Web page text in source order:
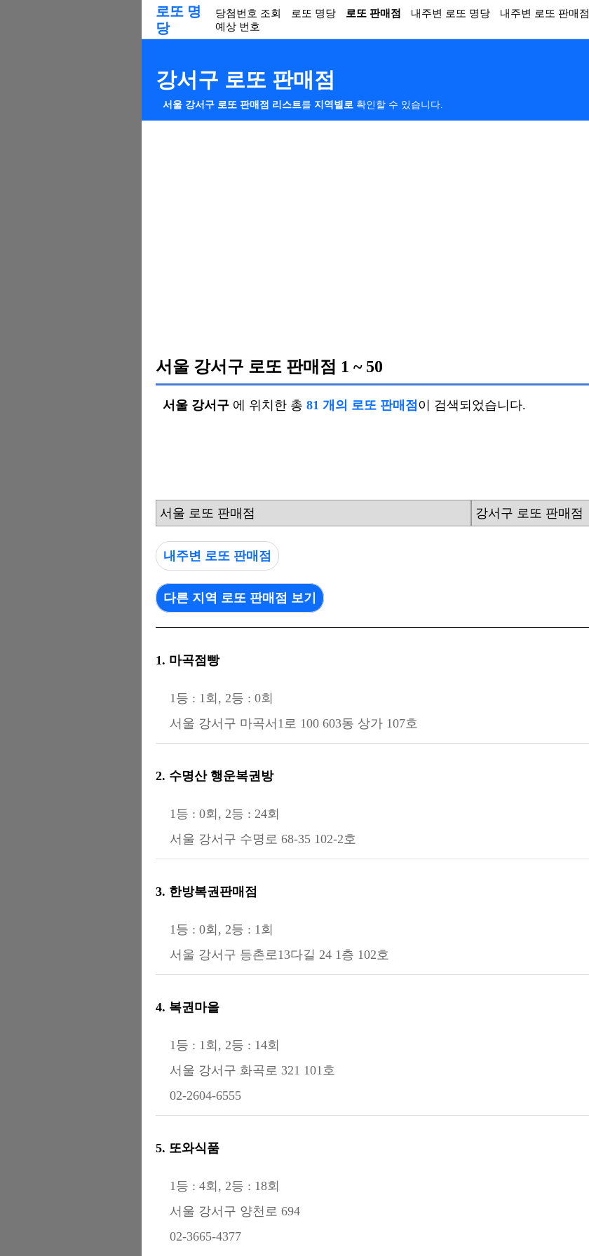
로또 명
당
당첨번호 조회 로또 명당 로또 판매점 내주변 로또 명당 내주변 로또 판매점
예상 번호
강서구 로또 판매점
서울 강서구 로또 판매점 리스트를 지역별로 확인할 수 있습니다.
서울 강서구 로또 판매점 1 ~ 50
서울 강서구 에 위치한 총 81 개의 로또 판매점 이 검색되었습니다.
서울 로또 판매점 강서구 로또 판매점
내주변 로또 판매점
다른 지역 로또 판매점 보기
1. 마곡점빵
1등 : 1회, 2등 : 0회
서울 강서구 마곡서1로 100 603동 상가 107호
2. 수명산 행운복권방
1등 : 0회, 2등 : 24회
서울 강서구 수명로 68-35 102-2호
3. 한방복권판매점
1등 : 0회, 2등 : 1회
서울 강서구 등촌로13다길 24 1층 102호
4. 복권마을
1등 : 1회, 2등 : 14회
서울 강서구 화곡로 321 101호
02-2604-6555
5. 또와식품
1등 : 4회, 2등 : 18회
서울 강서구 양천로 694
02-3665-4377